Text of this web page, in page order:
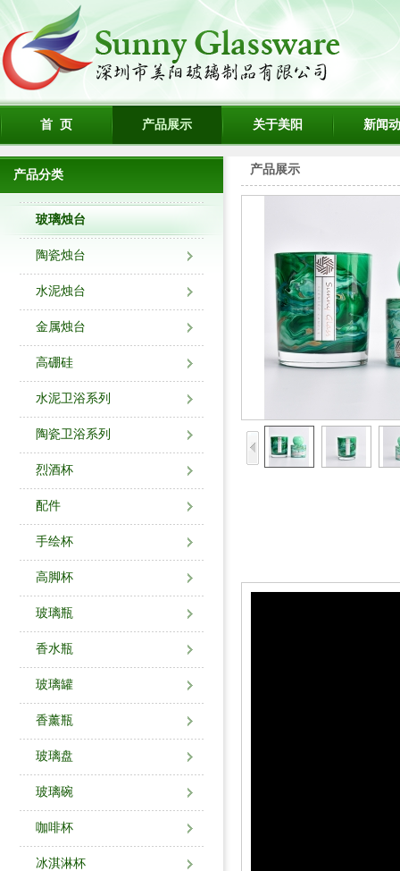
首 页 产品展示 关于美阳 新闻
产品分类
玻璃烛台
陶瓷烛台
水泥烛台
金属烛台
高硼硅
水泥卫浴系列
陶瓷卫浴系列
烈酒杯
配件
手绘杯
高脚杯
玻璃瓶
香水瓶
玻璃罐
香薰瓶
玻璃盘
玻璃碗
咖啡杯
冰淇淋杯
产品展示